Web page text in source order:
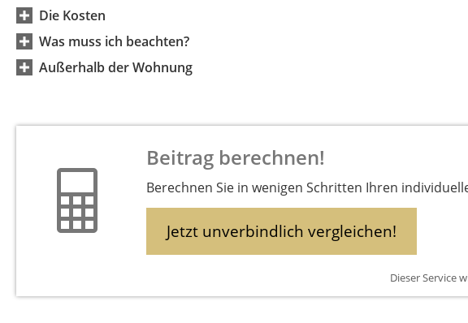
Die Kosten
Was muss ich beachten?
Außerhalb der Wohnung
Beitrag berechnen!
Berechnen Sie in wenigen Schritten Ihren
Jetzt unverbindlich vergleichen!
Dieser Service